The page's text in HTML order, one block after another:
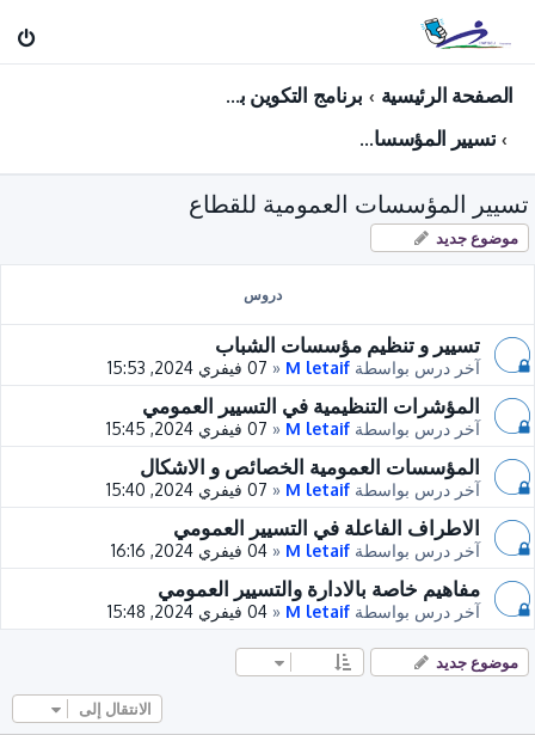
الصفحة الرئيسية
برنامج التكوين بعد الترقية لرتبة: مفتش الشباب و الرياضة ( فرع: الشـــــباب )
تسيير المؤسسات العمومية للقطاع
تسيير المؤسسات العمومية للقطاع
موضوع جديد
دروس
تسيير و تنظيم مؤسسات الشباب
آخر درس بواسطة M letaif
« 07 فيفري 2024, 15:53
المؤشرات التنظيمية في التسيير العمومي
آخر درس بواسطة M letaif
« 07 فيفري 2024, 15:45
المؤسسات العمومية الخصائص و الاشكال
آخر درس بواسطة M letaif
« 07 فيفري 2024, 15:40
الاطراف الفاعلة في التسيير العمومي
آخر درس بواسطة M letaif
« 04 فيفري 2024, 16:16
مفاهيم خاصة بالادارة والتسيير العمومي
آخر درس بواسطة M letaif
« 04 فيفري 2024, 15:48
موضوع جديد
الانتقال إلى